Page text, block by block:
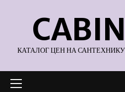
содержимому
КАТАЛОГ ЦЕН НА
меню